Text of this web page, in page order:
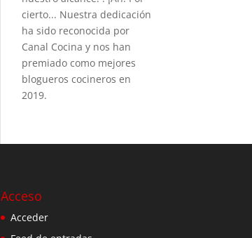
cierto... Nuestra dedicación
ha sido reconocida por
Canal Cocina y nos han
premiado como mejores
blogueros cocineros en
2019.
Acceso
Acceder